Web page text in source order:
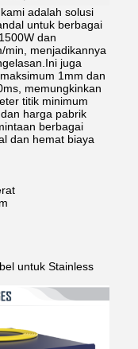
adalah solusi
untuk berbagai
dan
min, menjadikannya
juga
1mm dan
memungkinkan
titik minimum
harga pabrik
berbagai
dan hemat biaya
untuk Stainless